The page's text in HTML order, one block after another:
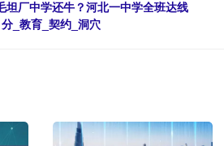
坦厂中学还牛？河北一中学全班达线
_教育_契约_洞穴